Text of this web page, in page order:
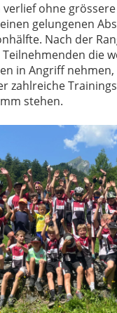
verlief ohne
gelungenen
Nach der
die
in Angriff
zahlreiche
stehen.